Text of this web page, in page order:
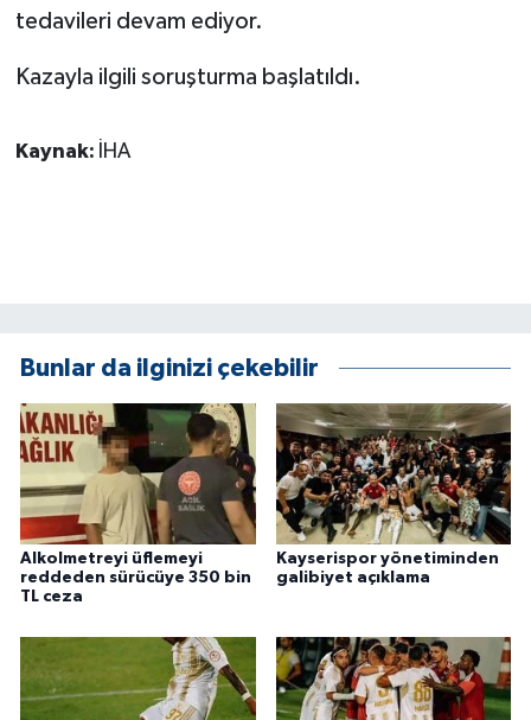
tedavileri devam ediyor.
Kazayla ilgili soruşturma başlatıldı.
Kaynak: İHA
Bunlar da ilginizi çekebilir
Alkolmetreyi üflemeyi
reddeden sürücüye 350 bin
TL ceza
Kayserispor yönetiminden
galibiyet açıklama
SPOR HABERLERİ
YAŞAM
YEREL
Yerel Haberler